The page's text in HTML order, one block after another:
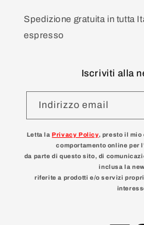
Spedizione gratuita in tutta
espresso
Iscriviti alla
Indirizzo email
Letta laPrivacy Policy, presto il mio
comportamento online per
da parte di questo sito, di
inclusa la
riferite a prodotti e/o servizi